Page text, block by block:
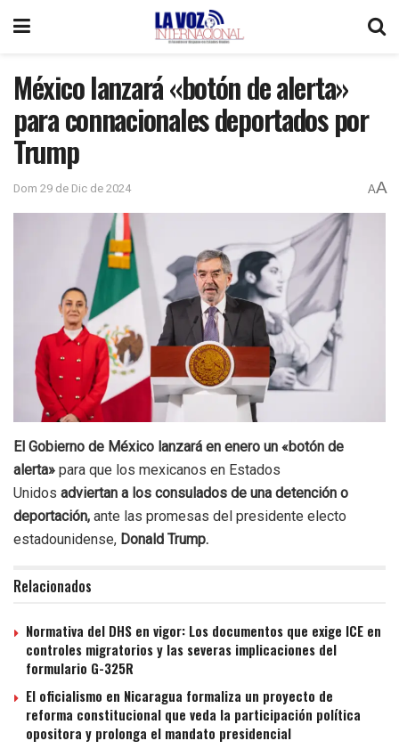
México lanzará «botón de alerta»
para connacionales deportados por
Trump
Dom 29 de Dic de 2024 AA
El Gobierno de México lanzará en enero un «botón de
alerta» para que los mexicanos en Estados
Unidos adviertan a los consulados de una detención o
deportación, ante las promesas del presidente electo
estadounidense, Donald Trump.
Relacionados
Normativa del DHS en vigor: Los documentos que exige ICE en
controles migratorios y las severas implicaciones del
formulario G-325R
El oficialismo en Nicaragua formaliza un proyecto de
reforma constitucional que veda la participación política
opositora y prolonga el mandato presidencial